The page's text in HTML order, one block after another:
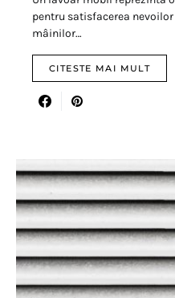
pentru satisfacerea
mâinilor…
CITESTE MAI MULT